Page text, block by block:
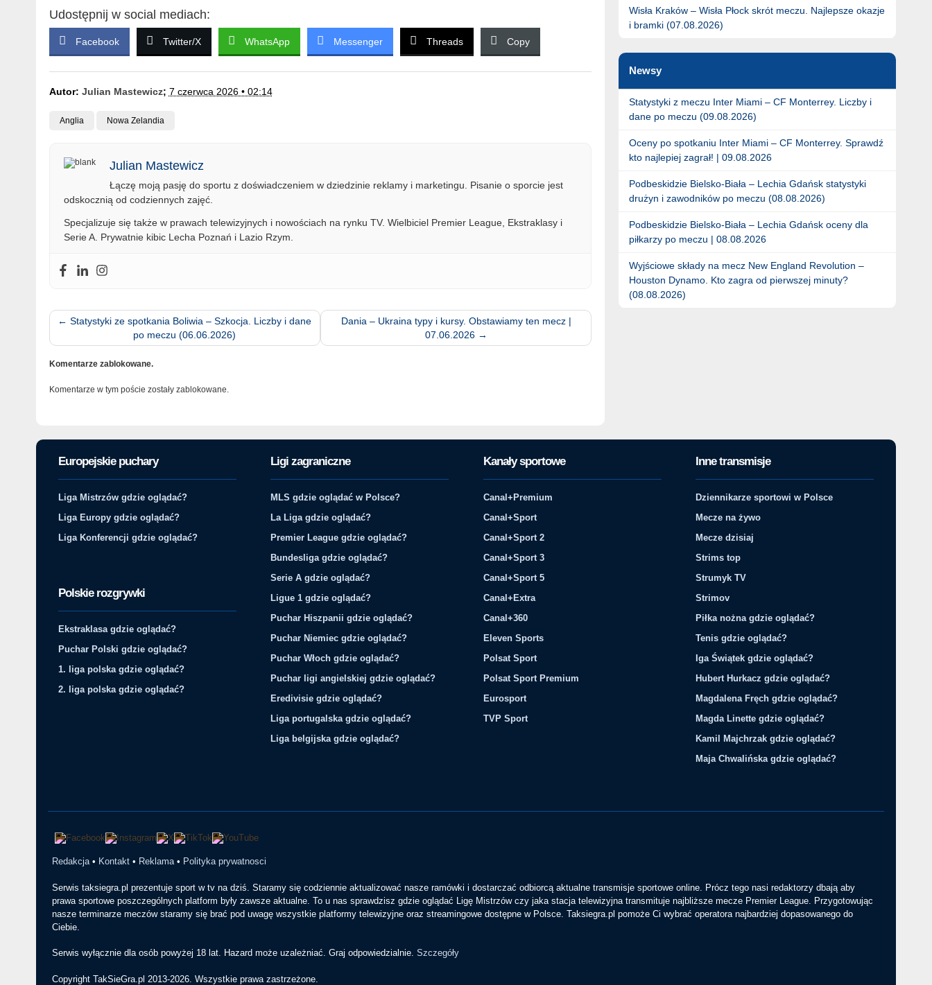
Udostępnij w social mediach:
Facebook Twitter/X WhatsApp Messenger Threads Copy
Autor: Julian Mastewicz; 7 czerwca 2026 • 02:14
Anglia Nowa Zelandia
Julian Mastewicz
Łączę moją pasję do sportu z doświadczeniem w dziedzinie reklamy i marketingu. Pisanie o sporcie jest
odskocznią od codziennych zajęć.
Specjalizuje się także w prawach telewizyjnych i nowościach na rynku TV. Wielbiciel Premier League, Ekstraklasy i
Serie A. Prywatnie kibic Lecha Poznań i Lazio Rzym.
← Statystyki ze spotkania Boliwia – Szkocja. Liczby i dane
po meczu (06.06.2026)
Dania – Ukraina typy i kursy. Obstawiamy ten mecz |
07.06.2026 →
Komentarze zablokowane.
Komentarze w tym poście zostały zablokowane.
Wisła Kraków – Wisła Płock skrót meczu. Najlepsze okazje
i bramki (07.08.2026)
Newsy
Statystyki z meczu Inter Miami – CF Monterrey. Liczby i
dane po meczu (09.08.2026)
Oceny po spotkaniu Inter Miami – CF Monterrey. Sprawdź
kto najlepiej zagrał! | 09.08.2026
Podbeskidzie Bielsko-Biała – Lechia Gdańsk statystyki
drużyn i zawodników po meczu (08.08.2026)
Podbeskidzie Bielsko-Biała – Lechia Gdańsk oceny dla
piłkarzy po meczu | 08.08.2026
Wyjściowe składy na mecz New England Revolution –
Houston Dynamo. Kto zagra od pierwszej minuty?
(08.08.2026)
Europejskie puchary
Liga Mistrzów gdzie oglądać?
Liga Europy gdzie oglądać?
Liga Konferencji gdzie oglądać?
Polskie rozgrywki
Ekstraklasa gdzie oglądać?
Puchar Polski gdzie oglądać?
1. liga polska gdzie oglądać?
2. liga polska gdzie oglądać?
Ligi zagraniczne
MLS gdzie oglądać w Polsce?
La Liga gdzie oglądać?
Premier League gdzie oglądać?
Bundesliga gdzie oglądać?
Serie A gdzie oglądać?
Ligue 1 gdzie oglądać?
Puchar Hiszpanii gdzie oglądać?
Puchar Niemiec gdzie oglądać?
Puchar Włoch gdzie oglądać?
Puchar ligi angielskiej gdzie oglądać?
Eredivisie gdzie oglądać?
Liga portugalska gdzie oglądać?
Liga belgijska gdzie oglądać?
Kanały sportowe
Canal+Premium
Canal+Sport
Canal+Sport 2
Canal+Sport 3
Canal+Sport 5
Canal+Extra
Canal+360
Eleven Sports
Polsat Sport
Polsat Sport Premium
Eurosport
TVP Sport
Inne transmisje
Dziennikarze sportowi w Polsce
Mecze na żywo
Mecze dzisiaj
Strims top
Strumyk TV
Strimov
Piłka nożna gdzie oglądać?
Tenis gdzie oglądać?
Iga Świątek gdzie oglądać?
Hubert Hurkacz gdzie oglądać?
Magdalena Fręch gdzie oglądać?
Magda Linette gdzie oglądać?
Kamil Majchrzak gdzie oglądać?
Maja Chwalińska gdzie oglądać?
Redakcja• Kontakt• Reklama• Polityka prywatnosci
Serwis taksiegra.pl prezentuje sport w tv na dziś. Staramy się codziennie aktualizować nasze ramówki i dostarczać odbiorcą aktualne transmisje sportowe online. Prócz tego nasi redaktorzy dbają aby
prawa sportowe poszczególnych platform były zawsze aktualne. To u nas sprawdzisz gdzie oglądać Ligę Mistrzów czy jaka stacja telewizyjna transmituje najbliższe mecze Premier League. Przygotowując
nasze terminarze meczów staramy się brać pod uwagę wszystkie platformy telewizyjne oraz streamingowe dostępne w Polsce. Taksiegra.pl pomoże Ci wybrać operatora najbardziej dopasowanego do
Ciebie.
Serwis wyłącznie dla osób powyżej 18 lat. Hazard może uzależniać. Graj odpowiedzialnie. Szczegóły
Copyright TakSieGra.pl 2013-2026. Wszystkie prawa zastrzeżone.